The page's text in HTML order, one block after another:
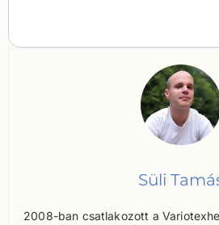
Süli
2008-ban csatlakozott a